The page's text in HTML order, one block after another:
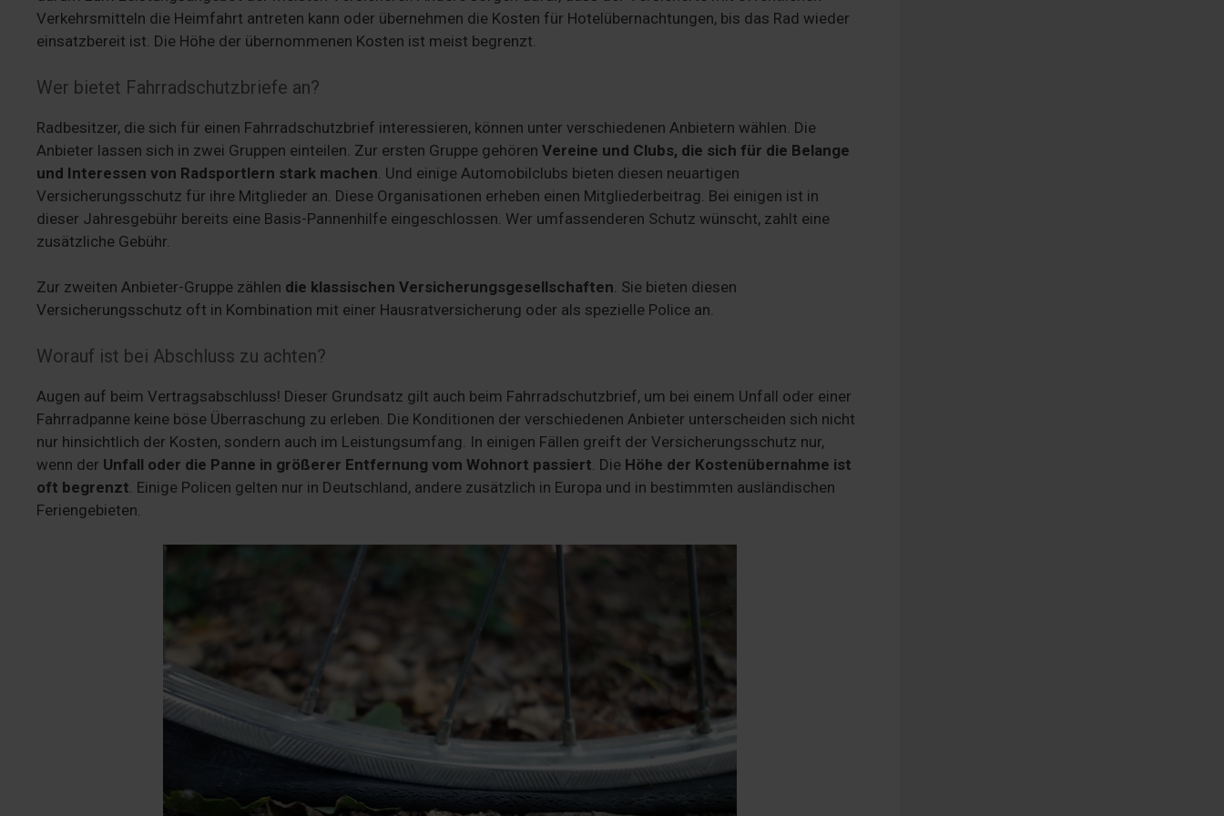
Verkehrsmitteln die Heimfahrt antreten kann oder übernehmen die Kosten für Hotelübernachtungen, bis das Rad wieder
einsatzbereit ist. Die Höhe der übernommenen Kosten ist meist begrenzt.
Wer bietet Fahrradschutzbriefe an?
Radbesitzer, die sich für einen Fahrradschutzbrief interessieren, können unter verschiedenen Anbietern wählen. Die
Anbieter lassen sich in zwei Gruppen einteilen. Zur ersten Gruppe gehören Vereine und Clubs, die sich für die Belange
und Interessen von Radsportlern stark machen . Und einige Automobilclubs bieten diesen neuartigen
Versicherungsschutz für ihre Mitglieder an. Diese Organisationen erheben einen Mitgliederbeitrag. Bei einigen ist in
dieser Jahresgebühr bereits eine Basis-Pannenhilfe eingeschlossen. Wer umfassenderen Schutz wünscht, zahlt eine
zusätzliche Gebühr.
Zur zweiten Anbieter-Gruppe zählen die klassischen Versicherungsgesellschaften. Sie bieten diesen
Versicherungsschutz oft in Kombination mit einer Hausratversicherung oder als spezielle Police an.
Worauf ist bei Abschluss zu achten?
Augen auf beim Vertragsabschluss! Dieser Grundsatz gilt auch beim Fahrradschutzbrief, um bei einem Unfall oder einer
Fahrradpanne keine böse Überraschung zu erleben. Die Konditionen der verschiedenen Anbieter unterscheiden sich nicht
nur hinsichtlich der Kosten, sondern auch im Leistungsumfang. In einigen Fällen greift der Versicherungsschutz nur,
wenn der Unfall oder die Panne in größerer Entfernung vom Wohnort passiert . Die Höhe der Kostenübernahme ist
oft begrenzt . Einige Policen gelten nur in Deutschland, andere zusätzlich in Europa und in bestimmten ausländischen
Feriengebieten.